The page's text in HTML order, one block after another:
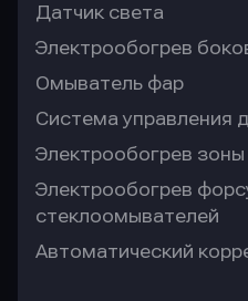
Датчик света
Электрообогрев
Омыватель фар
Система управления
Электрообогрев
Электрообогрев
стеклоомывателей
Автоматический